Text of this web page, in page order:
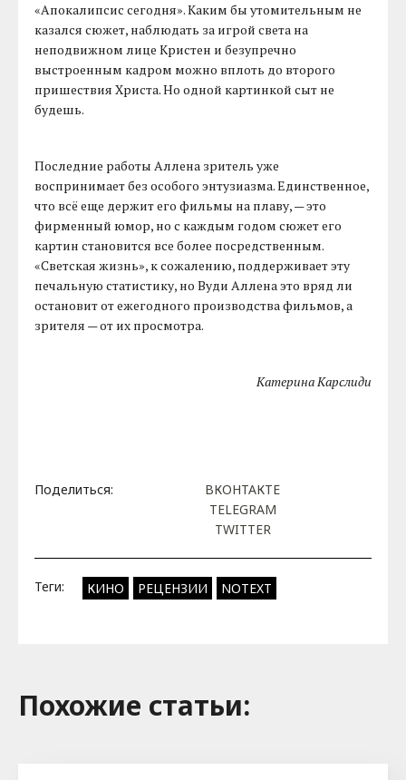
«Апокалипсис сегодня». Каким бы утомительным не
казался сюжет, наблюдать за игрой света на
неподвижном лице Кристен и безупречно
выстроенным кадром можно вплоть до второго
пришествия Христа. Но одной картинкой сыт не
будешь.
Последние работы Аллена зритель уже
воспринимает без особого энтузиазма. Единственное,
что всё еще держит его фильмы на плаву, — это
фирменный юмор, но с каждым годом сюжет его
картин становится все более посредственным.
«Светская жизнь», к сожалению, поддерживает эту
печальную статистику, но Вуди Аллена это вряд ли
остановит от ежегодного производства фильмов, а
зрителя — от их просмотра.
Катерина Карслиди
Поделиться:
ВКОНТАКТЕ
TELEGRAM
TWITTER
Теги: КИНО РЕЦЕНЗИИ NOTEXT
Похожие cтатьи: